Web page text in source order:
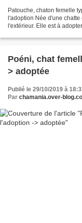
Patouche, chaton femelle
l'adoption Née d'une
l'extérieur. Elle est à
Poéni, chat
> adoptée
Publié le 29/10/2019 à
Par chamania.over-